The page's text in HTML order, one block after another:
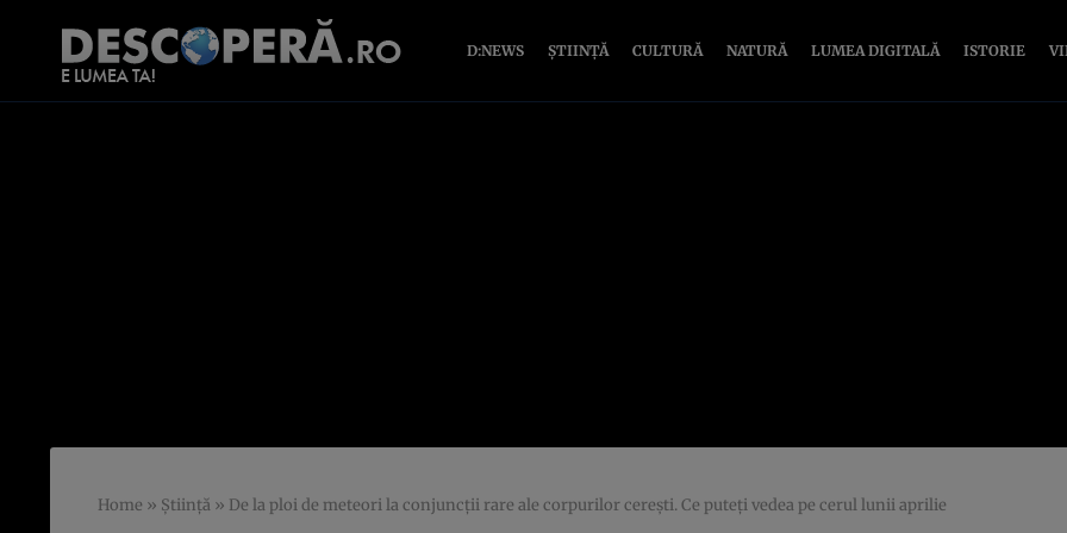
D:NEWS ȘTIINȚĂ CULTURĂ NATURĂ LUMEA DIGITALĂ ISTORIE
Home » Știință » De la ploi de meteori la conjuncţii rare ale corpurilor cereşti. Ce puteţi vedea pe cerul lunii aprilie